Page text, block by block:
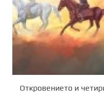
Откровението и